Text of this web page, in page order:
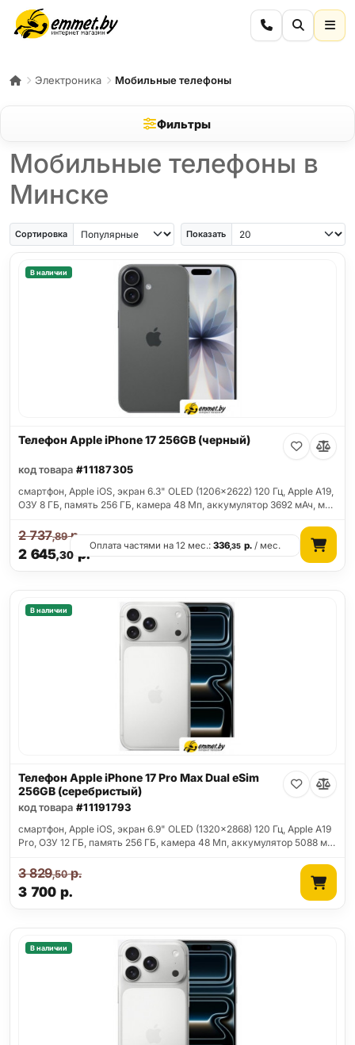
Электроника Мобильные телефоны
Фильтры
Мобильные телефоны в
Минске
iPhone AiriPhone SESamsung Galaxy A56Samsung Galaxy A57 iPhone 17
Сортировка Показать
В наличии
Телефон Apple iPhone 17 256GB (черный)
код товара #11187305
смартфон, Apple iOS, экран 6.3" OLED (1206x2622) 120 Гц, Apple A19,
ОЗУ 8 ГБ, память 256 ГБ, камера 48 Мп, аккумулятор 3692 мАч, м…
2 645,30 р.
2 737,89р.
Оплата частями на 12 мес.:336,35 р./ мес.
В наличии
Телефон Apple iPhone 17 Pro Max Dual eSim
256GB (серебристый)
код товара #11191793
смартфон, Apple iOS, экран 6.9" OLED (1320x2868) 120 Гц, Apple A19
Pro, ОЗУ 12 ГБ, память 256 ГБ, камера 48 Мп, аккумулятор 5088 м…
3 700 р.
3 829,50р.
В наличии